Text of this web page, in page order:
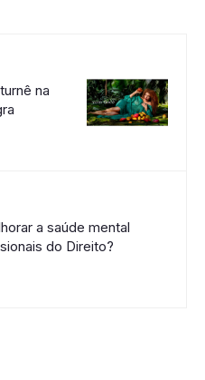
na
a saúde mental
do Direito?